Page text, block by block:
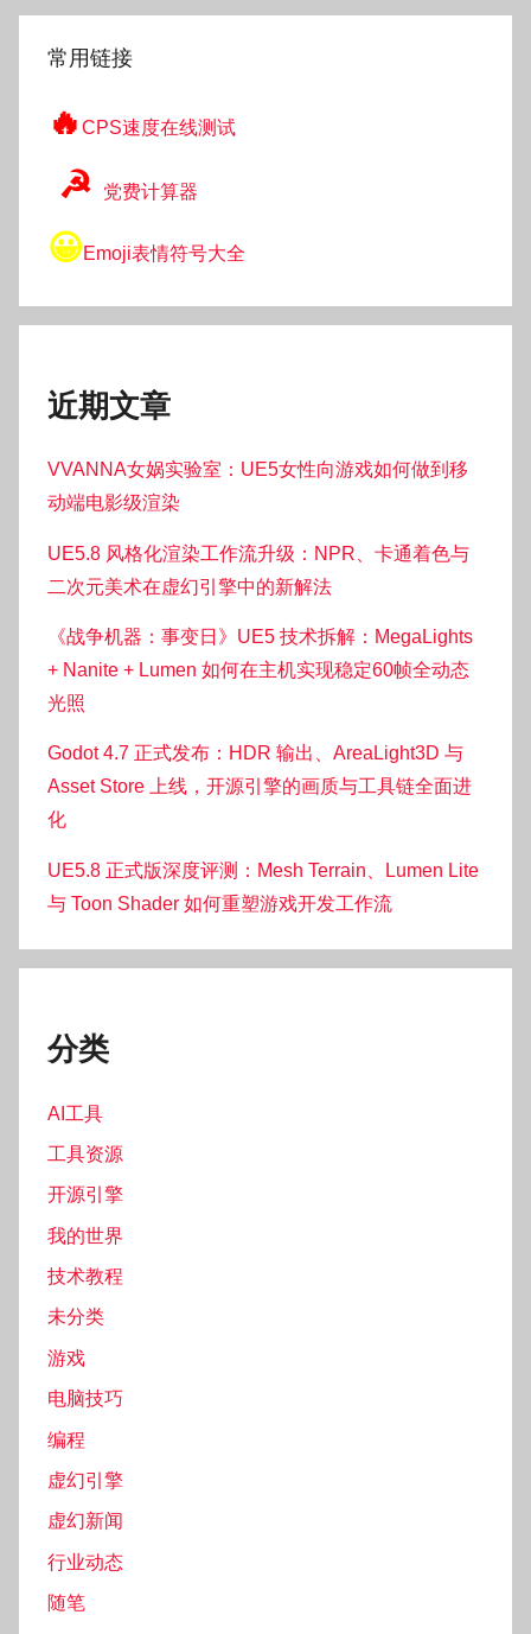
索
常用链接
🔥 CPS速度在线测试
☭ 党费计算器
😀Emoji表情符号大全
近期文章
VVANNA女娲实验室：UE5女性向游戏如何做到移
动端电影级渲染
UE5.8 风格化渲染工作流升级：NPR、卡通着色与
二次元美术在虚幻引擎中的新解法
《战争机器：事变日》UE5 技术拆解：MegaLights
+ Nanite + Lumen 如何在主机实现稳定60帧全动态
光照
Godot 4.7 正式发布：HDR 输出、AreaLight3D 与
Asset Store 上线，开源引擎的画质与工具链全面进
化
UE5.8 正式版深度评测：Mesh Terrain、Lumen Lite
与 Toon Shader 如何重塑游戏开发工作流
分类
AI工具
工具资源
开源引擎
我的世界
技术教程
未分类
游戏
电脑技巧
编程
虚幻引擎
虚幻新闻
行业动态
随笔